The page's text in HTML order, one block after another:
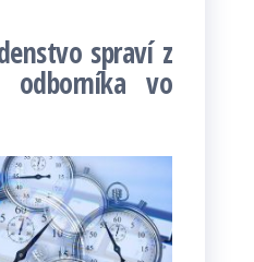
spraví z
odborníka vo